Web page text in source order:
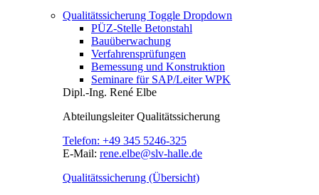
Qualitätssicherung Toggle Dropdown
PÜZ-Stelle Betonstahl
Bauüberwachung
Verfahrensprüfungen
Bemessung und Konstruktion
Seminare für SAP/Leiter WPK
Dipl.-Ing. René Elbe
AbteilungsleiterQualitätssicherung
Telefon: +49 345 5246-325
E-Mail: rene.elbe@slv-halle.de
Qualitätssicherung (Übersicht)